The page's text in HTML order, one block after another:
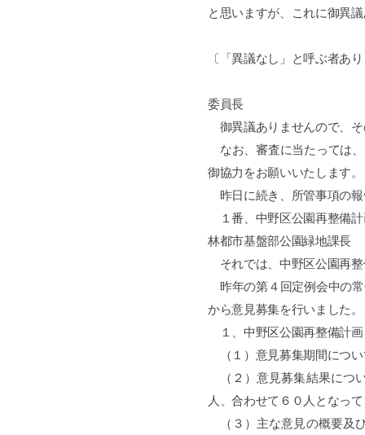
と思いますが、これに御異
〔「異議なし」と呼ぶ者あ
委員長
御異議ありませんので、
なお、審査に当たっては
御協力をお願いいたします。
昨日に続き、所管事項の
１番、中野区公園再整備
林都市基盤部公園緑地課長
それでは、中野区公園再整
昨年の第４回定例会中の
から意見募集を行いました
１、中野区公園再整備計画
（１）意見募集期間につい
（２）意見募集結果につ
人、合わせて６０人となっ
（３）主な意見の概要及